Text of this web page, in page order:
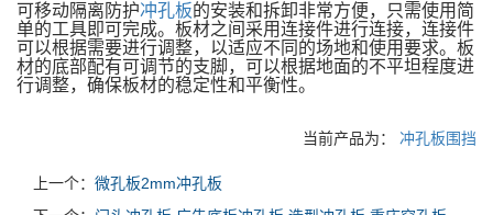
可移动隔离防护冲孔板的安装和拆卸非常方便，只需使用简
单的工具即可完成。板材之间采用连接件进行连接，连接件
可以根据需要进行调整，以适应不同的场地和使用要求。板
材的底部配有可调节的支脚，可以根据地面的不平坦程度进
行调整，确保板材的稳定性和平衡性。
当前产品为： 冲孔板围挡
上一个： 微孔板2mm冲孔板